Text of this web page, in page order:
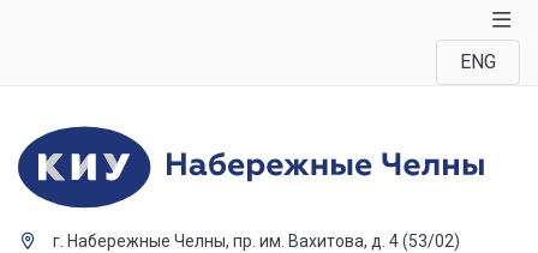
ENG
г. Набережные Челны, пр. им. Вахитова, д. 4 (53/02)